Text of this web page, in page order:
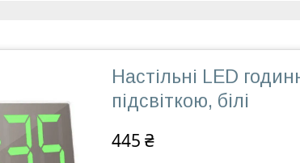
Настільні LED
підсвіткою, білі
445 ₴